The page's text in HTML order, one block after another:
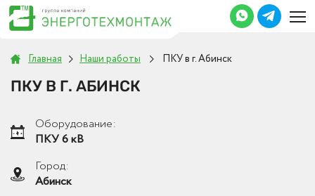
Главная Наши работы ПКУ в г. Абинск
ПКУ В Г. АБИНСК
Оборудование:
ПКУ 6 кВ
Город:
Абинск